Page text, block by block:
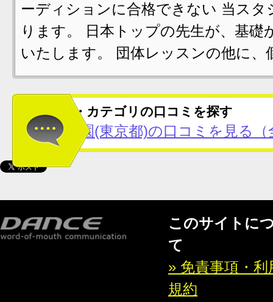
ーディションに合格できない 当ス
ります。 日本トップの先生が、基
いたします。 団体レッスンの他に
この地域・カテゴリの口コミを探す
代々木公園(東京都)の口コミを見る（
このサイトに
て
» 免責事項・利
規約